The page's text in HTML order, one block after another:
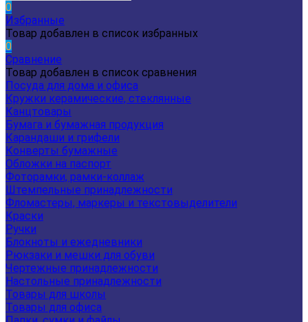
0
Избранные
Товар добавлен в список избранных
0
Сравнение
Товар добавлен в список сравнения
Посуда для дома и офиса
Кружки керамические, стеклянные
Канцтовары
Бумага и бумажная продукция
Карандаши и грифели
Конверты бумажные
Обложки на паспорт
Фоторамки, рамки-коллаж
Штемпельные принадлежности
Фломастеры, маркеры и текстовыделители
Краски
Ручки
Блокноты и ежедневники
Рюкзаки и мешки для обуви
Чертежные принадлежности
Настольные принадлежности
Товары для школы
Товары для офиса